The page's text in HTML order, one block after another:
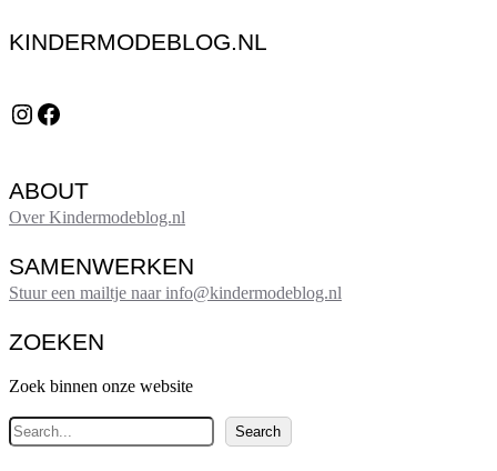
KINDERMODEBLOG.NL
Instagram Facebook
ABOUT
Over Kindermodeblog.nl
SAMENWERKEN
Stuur een mailtje naar info@kindermodeblog.nl
ZOEKEN
Zoek binnen onze website
Z
o
Search